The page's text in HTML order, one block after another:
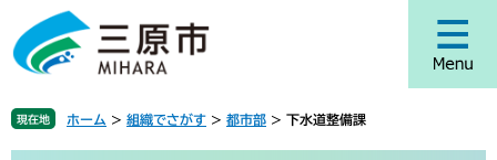
ジ
頭
で
ュ
飛
ば
現在地 ホーム > 組織でさがす > 都市部 > 下水道整備課